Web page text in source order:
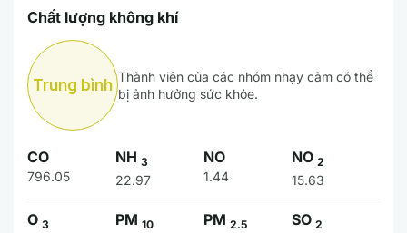
Chất lượng không khí
Trung bình Thành viên của các nhóm nhạy cảm có thể
bị ảnh hưởng sức khỏe.
CO
796.05
NH 3
22.97
NO
1.44
NO 2
15.63
O 3 PM 10 PM 2.5 SO 2